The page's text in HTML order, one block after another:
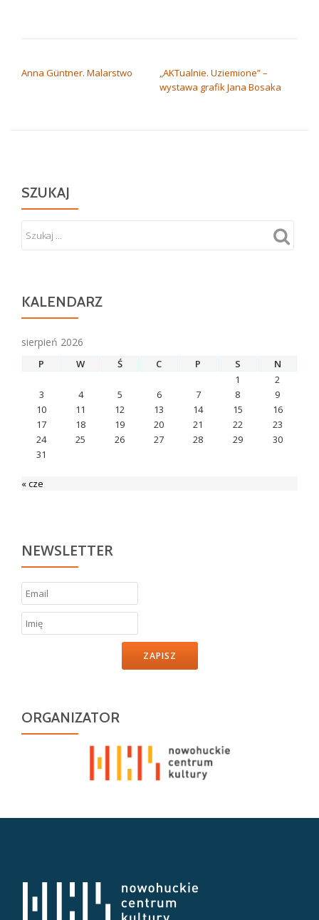
Anna Güntner. Malarstwo
„AKTualnie. Uziemione” –
wystawa grafik Jana Bosaka
SZUKAJ
KALENDARZ
sierpień 2026
P W Ś C P S
N
1
2
3
4 5 6 7 8
9
10
11 12 13 14 15
16
17
18 19 20 21 22
23
24
25 26 27 28 29
30
31
« cze
NEWSLETTER
ZAPISZ
ORGANIZATOR